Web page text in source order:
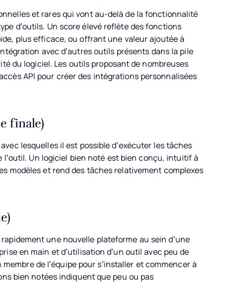
et rares qui vont au-delà de la fonctionnalité
d’outils. Un score élevé reflète des fonctions
plus efficace, ou offrant une valeur ajoutée à
avec d’autres outils présents dans la pile
du logiciel. Les outils proposant de nombreuses
API pour créer des intégrations personnalisées
finale)
lesquelles il est possible d’exécuter les tâches
Un logiciel bien noté est bien conçu, intuitif à
modèles et rend des tâches relativement complexes
une nouvelle plateforme au sein d’une
en main et d’utilisation d’un outil avec peu de
de l’équipe pour s’installer et commencer à
bien notées indiquent que peu ou pas